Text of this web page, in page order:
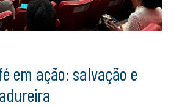
em ação: salvação e